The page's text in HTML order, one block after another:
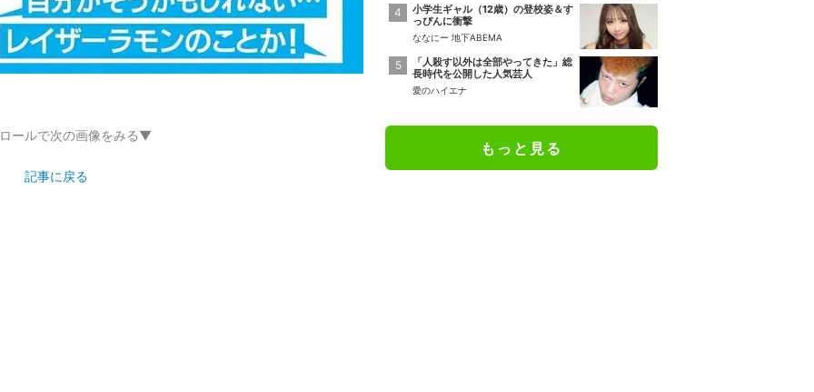
ールで次の画像をみる▼
記事に戻る
小学生ギャル（12歳）の登校姿＆す
っぴんに衝撃
ななにー 地下ABEMA
「人殺す以外は全部やってきた」総
長時代を公開した人気芸人
愛のハイエナ
もっと見る